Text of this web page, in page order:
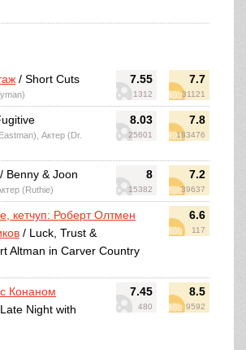
7.55
1312
7.7
31121
/ Short Cuts
8.03
25601
7.8
183476
Актер (Dr.
8
15382
7.2
39637
/ Benny & Joon
(Ruthie)
6.6
117
кетчуп: Роберт Олтмен
/ Luck, Trust &
Altman in Carver Country
7.45
480
8.5
9592
Конаном
Night with